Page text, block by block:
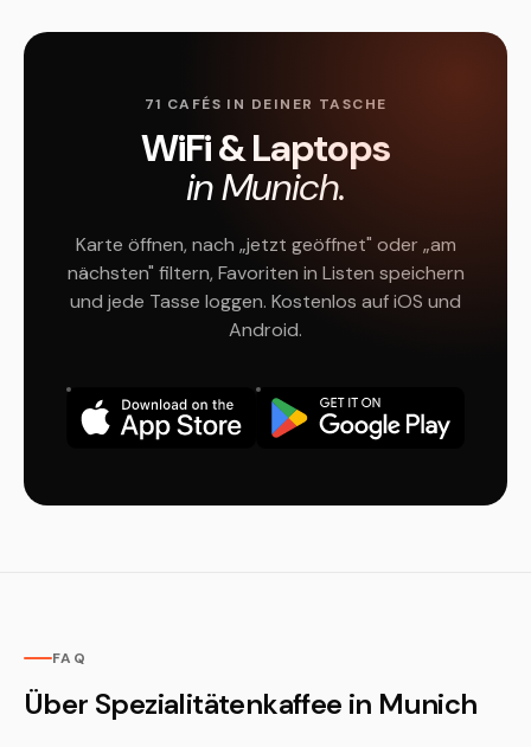
71 CAFÉS IN DEINER TASCHE
WiFi & Laptops
in Munich.
Karte öffnen, nach „jetzt geöffnet" oder „am
nächsten" filtern, Favoriten in Listen speichern
und jede Tasse loggen. Kostenlos auf iOS und
Android.
FAQ
Über Spezialitätenkaffee in Munich